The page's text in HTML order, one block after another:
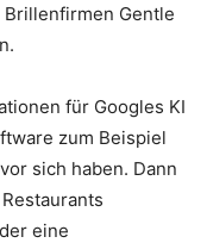
Gentle
für Googles KI
zum Beispiel
sich haben. Dann
eine